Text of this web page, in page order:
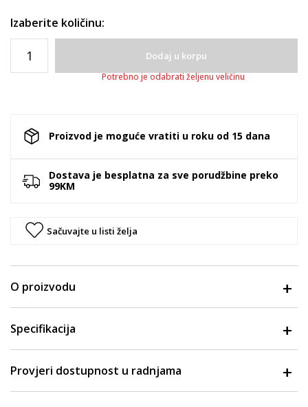
Izaberite količinu:
Dodaj u korpu
Potrebno je odabrati željenu veličinu
Proizvod je moguće vratiti u roku od 15 dana
Dostava je besplatna za sve porudžbine preko
99KM
Sačuvajte u listi želja
O proizvodu
Specifikacija
Provjeri dostupnost u radnjama